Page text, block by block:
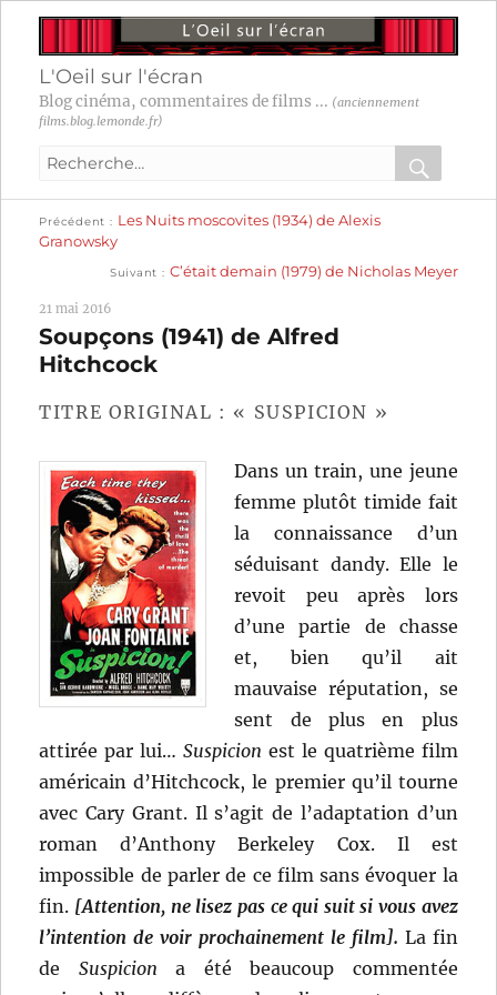
L'Oeil sur l'écran
Blog cinéma, commentaires de films ... (anciennement
films.blog.lemonde.fr)
Recherche
:
OK
Navigation
l’article
Précédent
précédente :
Les Nuits moscovites (1934) de Alexis
Granowsky
Suivant
suivante :
C’était demain (1979) de Nicholas Meyer
21 mai 2016
Soupçons (1941) de Alfred
Hitchcock
TITRE ORIGINAL : « SUSPICION »
Dans un train, une jeune
femme plutôt timide fait
la connaissance d’un
séduisant dandy. Elle le
revoit peu après lors
d’une partie de chasse
et, bien qu’il ait
mauvaise réputation, se
sent de plus en plus
attirée par lui…Suspicion est le quatrième film
américain d’Hitchcock, le premier qu’il tourne
avec Cary Grant. Il s’agit de l’adaptation d’un
roman d’Anthony Berkeley Cox. Il est
impossible de parler de ce film sans évoquer la
fin. [Attention, ne lisez pas ce qui suit si vous avez
l’intention de voir prochainement le film]. La fin
de Suspicion a été beaucoup commentée